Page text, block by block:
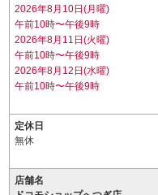
2026年8月10日(月曜)
午前10時〜午後9時
2026年8月11日(火曜)
午前10時〜午後9時
2026年8月12日(水曜)
午前10時〜午後9時
定休日
無休
店舗名